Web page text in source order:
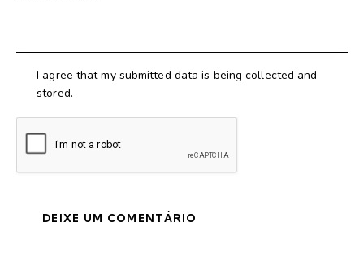
I agree that my submitted data is being collected and
stored.